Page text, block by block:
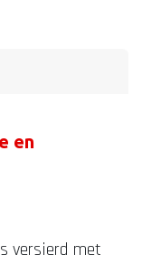
en
versierd met